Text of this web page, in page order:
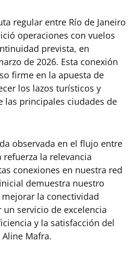
regular entre Río de Janeiro
operaciones con vuelos
prevista, en
de 2026. Esta conexión
firme en la apuesta de
los lazos turísticos y
las principales ciudades de
observada en el flujo entre
refuerza la relevancia
conexiones en nuestra red
demuestra nuestro
la conectividad
servicio de excelencia
y la satisfacción del
Mafra.